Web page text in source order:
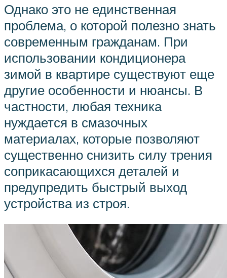
Однако это не единственная
проблема, о которой полезно знать
современным гражданам. При
использовании кондиционера
зимой в квартире существуют еще
другие особенности и нюансы. В
частности, любая техника
нуждается в смазочных
материалах, которые позволяют
существенно снизить силу трения
соприкасающихся деталей и
предупредить быстрый выход
устройства из строя.